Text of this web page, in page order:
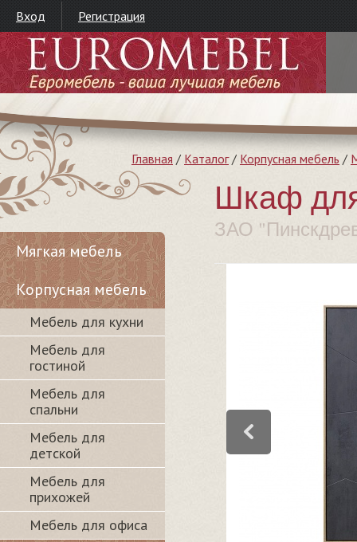
Вход Регистрация
Главная / Каталог/ Корпусная мебель /
Шкаф
ЗАО
Мягкая мебель
Корпусная мебель
Мебель для кухни
Мебель для
гостиной
Мебель для
спальни
Мебель для
детской
Мебель для
прихожей
Мебель для офиса